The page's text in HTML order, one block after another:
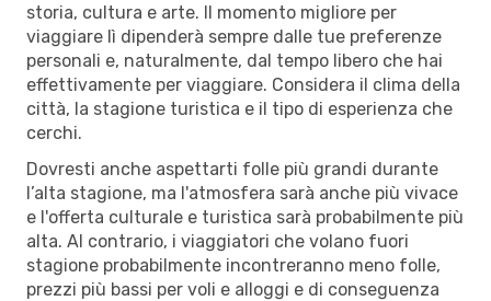
storia, cultura e arte. Il momento migliore per
viaggiare lì dipenderà sempre dalle tue preferenze
personali e, naturalmente, dal tempo libero che hai
effettivamente per viaggiare. Considera il clima della
città, la stagione turistica e il tipo di esperienza che
cerchi.
Dovresti anche aspettarti folle più grandi durante
l’alta stagione, ma l'atmosfera sarà anche più vivace
e l'offerta culturale e turistica sarà probabilmente più
alta. Al contrario, i viaggiatori che volano fuori
stagione probabilmente incontreranno meno folle,
prezzi più bassi per voli e alloggi e di conseguenza